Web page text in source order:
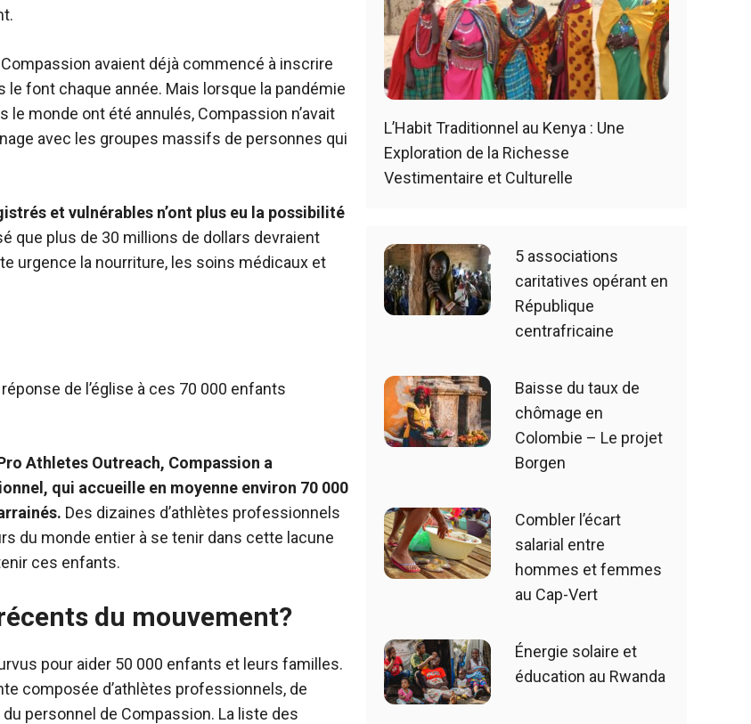
avaient déjà commencé à inscrire
font chaque année. Mais lorsque la pandémie
monde ont été annulés, Compassion n’avait
avec les groupes massifs de personnes qui
et vulnérables n’ont plus eu la possibilité
que plus de 30 millions de dollars devraient
urgence la nourriture, les soins médicaux et
de l’église à ces 70 000 enfants
Athletes Outreach, Compassion a
qui accueille en moyenne environ 70 000
Des dizaines d’athlètes professionnels
du monde entier à se tenir dans cette lacune
ces enfants.
du mouvement?
pour aider 50 000 enfants et leurs familles.
composée d’athlètes professionnels, de
personnel de Compassion. La liste des
L’Habit Traditionnel au Kenya : Une
Exploration de la Richesse
Vestimentaire et Culturelle
5 associations
caritatives opérant en
République
centrafricaine
Baisse du taux de
chômage en
Colombie – Le projet
Borgen
Combler l’écart
salarial entre
hommes et femmes
au Cap-Vert
Énergie solaire et
éducation au Rwanda